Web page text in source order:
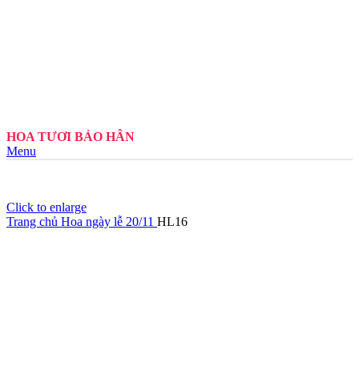
HOA TƯƠI BẢO HÂN
Menu
Click to enlarge
Trang chủ Hoa ngày lễ 20/11 HL16